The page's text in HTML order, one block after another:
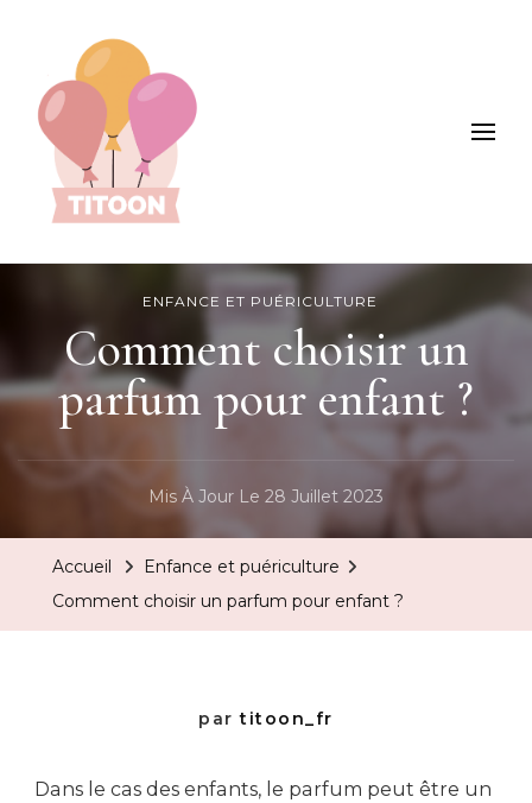
Titoon : Mode, enfants, loisirs et +
ENFANCE ET PUÉRICULTURE
Comment choisir un
parfum pour enfant ?
Mis À Jour Le 28 Juillet 2023
Accueil
Enfance et puériculture
Comment choisir un parfum pour enfant ?
partitoon_fr
Dans le cas des enfants, le parfum peut être un